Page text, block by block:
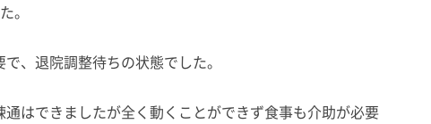
。
、退院調整待ちの状態でした。
はできましたが全く動くことができず食事も介助が必要